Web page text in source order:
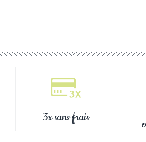
3x sans frais